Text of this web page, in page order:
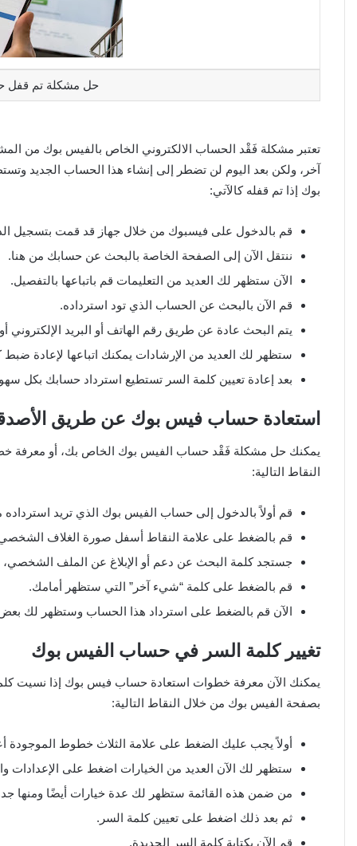
حل مشكلة تم قفل
تعتبر مشكلة فَقْد الحساب الالكتروني الخاص بالفيس بوك من
آخر، ولكن بعد اليوم لن تضطر إلى إنشاء هذا الحساب
بوك إذا تم قفله كالآتي:
قم بالدخول على فيسبوك من خلال جهاز قد قمت بتسجيل
ننتقل الآن إلى الصفحة الخاصة بالبحث عن حسابك من هنا.
الآن ستظهر لك العديد من التعليمات قم باتباعها بالتفصيل.
قم الآن بالبحث عن الحساب الذي تود استرداده.
يتم البحث عادة عن طريق رقم الهاتف أو البريد
ستظهر لك العديد من الإرشادات يمكنك اتباعها لإعادة
بعد إعادة تعيين كلمة السر تستطيع استرداد حسابك بكل
استعادة حساب فيس بوك عن طريق
يمكنك حل مشكلة فَقْد حساب الفيس بوك الخاص بك، أو معرفة
النقاط التالية:
قم أولاً بالدخول إلى حساب الفيس بوك الذي تريد استرداده
قم بالضغط على علامة النقاط أسفل صورة الغلاف
جستجد كلمة البحث عن دعم أو الإبلاغ عن الملف الشخصي،
قم بالضغط على كلمة “شيء آخر” التي ستظهر أمامك.
الآن قم بالضغط على استرداد هذا الحساب وستظهر لك بعض
تغيير كلمة السر في حساب الفيس بوك
يمكنك الآن معرفة خطوات استعادة حساب فيس بوك إذا نسيت كلمة
بصفحة الفيس بوك من خلال النقاط التالية:
أولاً يجب عليك الضغط على علامة الثلاث خطوط الموجودة
ستظهر لك الآن العديد من الخيارات اضغط على الإعدادات
من ضمن هذه القائمة ستظهر لك عدة خيارات أيضًا ومنها
ثم بعد ذلك اضغط على تعيين كلمة السر.
قم الآن بكتابة كلمة السر الجديدة.